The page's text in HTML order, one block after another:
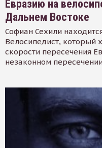
Евразию на
Дальнем Востоке
Софиан Сехили
Велосипедист, который
скорости пересечения
незаконном